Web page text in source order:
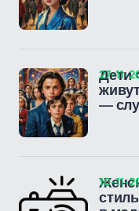
Дети
—
27-11-
10-11-